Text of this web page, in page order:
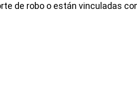
de robo o están vinculadas